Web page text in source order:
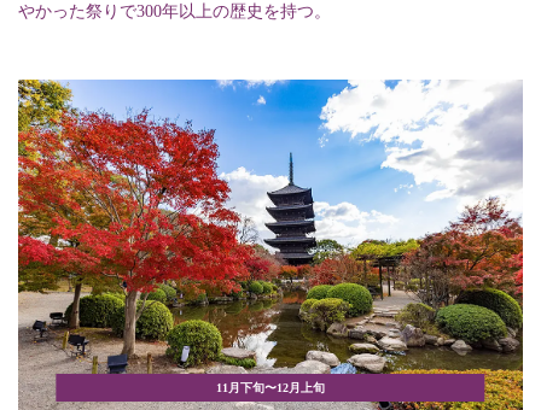
やかった祭りで300年以上の歴史を持つ。
11月下旬〜12月上旬